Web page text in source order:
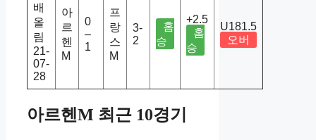
배
올
림
21-
07-
28
아
르
헨
M
0
–
1
프
랑
스
M
3-
2
홈
승
+2.5
홈
승
U181.5
오버
아르헨M 최근 10경기